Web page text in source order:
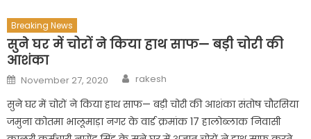
Breaking News
सुने घर में चोरों ने किया हाथ साफ— बड़ी चोरी की
आशंका
Posted
on
November 27, 2020 Author
rakesh
सुने घर में चोरों ने किया हाथ साफ— बड़ी चोरी की आशंका संतोष चौरसिया
जमुना कोतमा भालूमाड़ा नगर के वार्ड क्रमांक 17 हालोब्लाक निवासी